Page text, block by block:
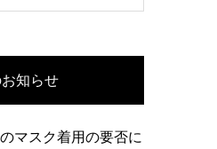
知らせ
マスク着用の要否に